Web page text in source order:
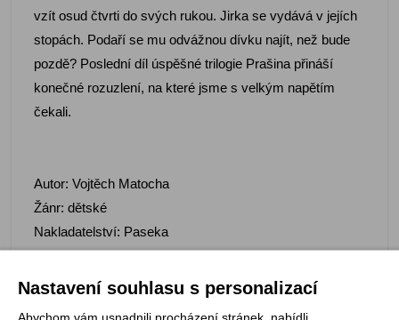
vzít osud čtvrti do svých rukou. Jirka se vydává v jejích
stopách. Podaří se mu odvážnou dívku najít, než bude
pozdě? Poslední díl úspěšné trilogie Prašina přináší
konečné rozuzlení, na které jsme s velkým napětím
čekali.
Autor: Vojtěch Matocha
Žánr: dětské
Nakladatelství: Paseka
Počet stran: 260
Rok vydání: 2020
Nastavení souhlasu s personalizací
Abychom vám usnadnili procházení stránek, nabídli